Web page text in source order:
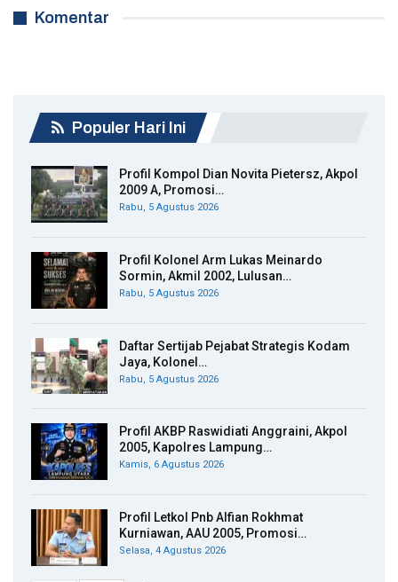
Komentar
Populer Hari Ini
Profil Kompol Dian Novita Pietersz, Akpol
2009 A, Promosi…
Rabu, 5 Agustus 2026
Profil Kolonel Arm Lukas Meinardo
Sormin, Akmil 2002, Lulusan…
Rabu, 5 Agustus 2026
Daftar Sertijab Pejabat Strategis Kodam
Jaya, Kolonel…
Rabu, 5 Agustus 2026
Profil AKBP Raswidiati Anggraini, Akpol
2005, Kapolres Lampung…
Kamis, 6 Agustus 2026
Profil Letkol Pnb Alfian Rokhmat
Kurniawan, AAU 2005, Promosi…
Selasa, 4 Agustus 2026